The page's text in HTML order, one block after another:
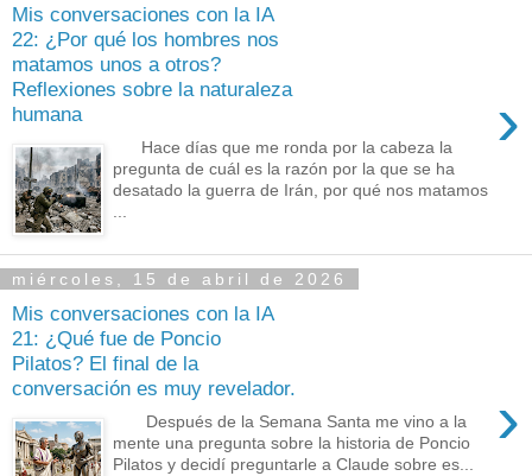
Mis conversaciones con la IA
22: ¿Por qué los hombres nos
matamos unos a otros?
Reflexiones sobre la naturaleza
humana
›
Hace días que me ronda por la cabeza la
pregunta de cuál es la razón por la que se ha
desatado la guerra de Irán, por qué nos matamos
...
miércoles, 15 de abril de 2026
Mis conversaciones con la IA
21: ¿Qué fue de Poncio
Pilatos? El final de la
conversación es muy revelador.
›
Después de la Semana Santa me vino a la
mente una pregunta sobre la historia de Poncio
Pilatos y decidí preguntarle a Claude sobre es...